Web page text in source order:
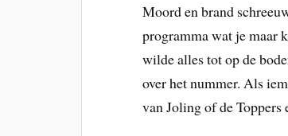
Moord en brand
programma wat je maar
wilde alles tot op de
over het nummer. Als
van Joling of de Toppers